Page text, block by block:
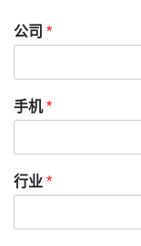
公司 *
手机*
行业 *